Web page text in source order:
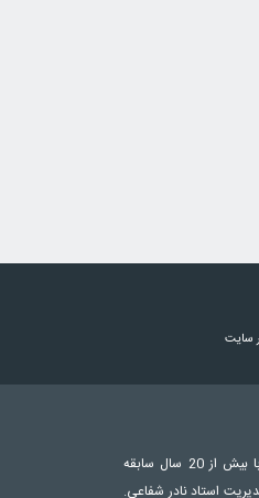
سایت
موسسه علمی انتشاراتی سرای دانش فدک با بیش از 20 سال سابقه
استاد نادر شفاعی.